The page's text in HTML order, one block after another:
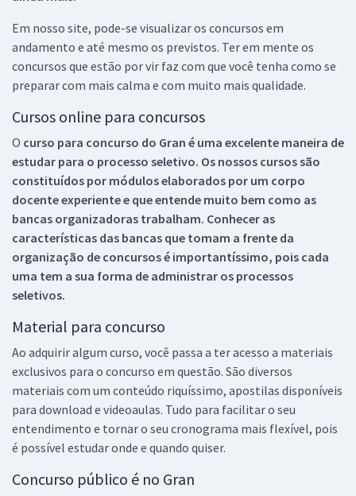
Em nosso site, pode-se visualizar os concursos em
andamento e até mesmo os previstos. Ter em mente os
concursos que estão por vir faz com que você tenha como se
preparar com mais calma e com muito mais qualidade.
Cursos online para concursos
O curso para concurso do Gran é uma excelente maneira de
estudar para o processo seletivo. Os nossos cursos são
constituídos por módulos elaborados por um corpo
docente experiente e que entende muito bem como as
bancas organizadoras trabalham. Conhecer as
características das bancas que tomam a frente da
organização de concursos é importantíssimo, pois cada
uma tem a sua forma de administrar os processos
seletivos.
Material para concurso
Ao adquirir algum curso, você passa a ter acesso a materiais
exclusivos para o concurso em questão. São diversos
materiais com um conteúdo riquíssimo, apostilas disponíveis
para download e videoaulas. Tudo para facilitar o seu
entendimento e tornar o seu cronograma mais flexível, pois
é possível estudar onde e quando quiser.
Concurso público é no Gran